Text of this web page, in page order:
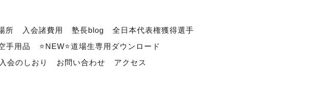
所 入会諸費用 塾長blog
全日本代表権獲得選手
手用品
⭐NEW⭐道場生専用ダウンロード
入会のしおり お問い合わせ アクセス